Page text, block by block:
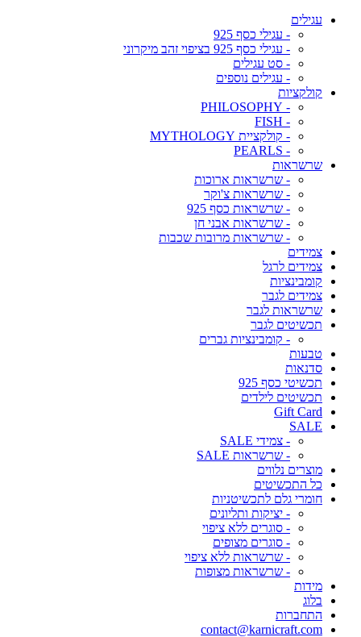
עגילים
- עגילי כסף 925
- עגילי כסף 925 בציפוי זהב מיקרוני
- סט עגילים
- עגילים נוספים
קולקציות
- PHILOSOPHY
- FISH
- קולקציית MYTHOLOGY
- PEARLS
שרשראות
- שרשראות ארוכות
- שרשראות צ'וקר
- שרשראות כסף 925
- שרשראות אבני חן
- שרשראות מרובות שכבות
צמידים
צמידים לרגל
קומבינציות
צמידים לגבר
שרשראות לגבר
תכשיטים לגבר
- קומבינציות גברים
טבעות
סדנאות
תכשיטי כסף 925
תכשיטים לילדים
Gift Card
SALE
- צמידי SALE
- שרשראות SALE
מוצרים נלווים
כל התכשיטים
חומרי גלם לתכשיטניות
- יציקות ותליונים
- סוגרים ללא ציפוי
- סוגרים מצופים
- שרשראות ללא ציפוי
- שרשראות מצופות
מידות
בלוג
התחברות
contact@karnicraft.com